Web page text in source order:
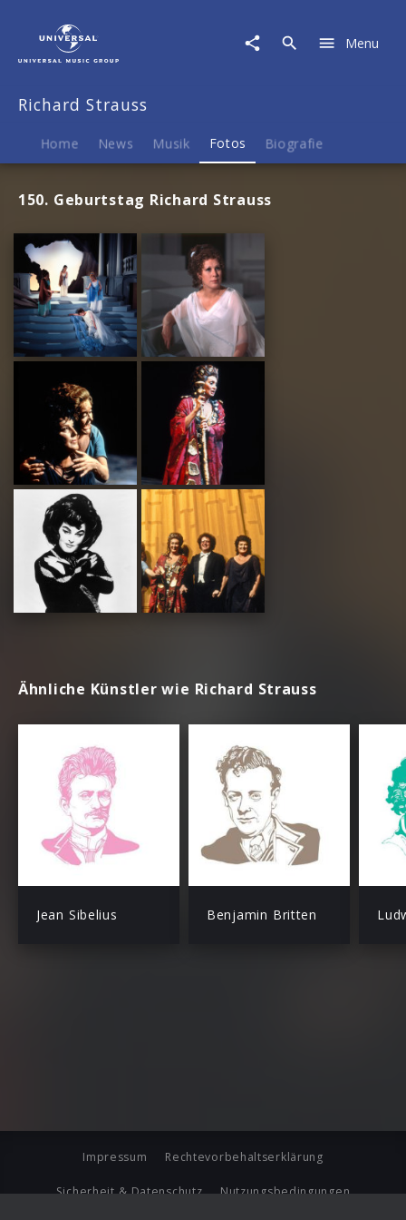
Fotos
Menu
Richard Strauss
Home News Musik Fotos Biografie
150. Geburtstag Richard Strauss
Ähnliche Künstler wie Richard Strauss
Jean Sibelius Benjamin Britten
Impressum Rechtevorbehaltserklärung
Sicherheit & Datenschutz Nutzungsbedingungen